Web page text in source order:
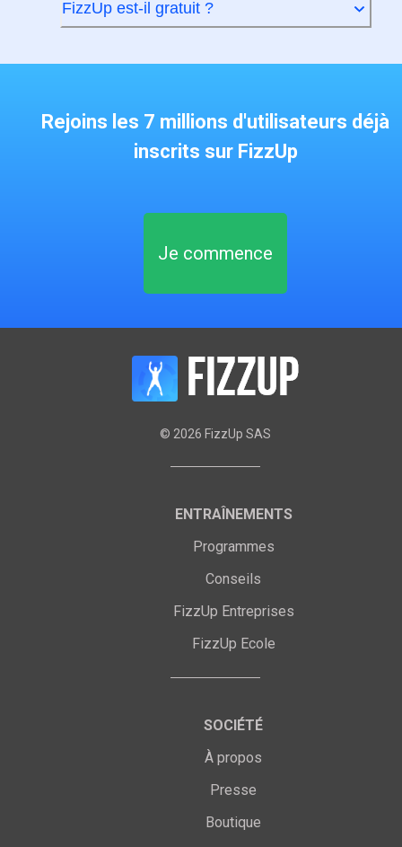
FizzUp est-il gratuit ?
Rejoins les 7 millions d'utilisateurs déjà
inscrits sur FizzUp
Je commence
© 2026 FizzUp SAS
ENTRAÎNEMENTS
Programmes
Conseils
FizzUp Entreprises
FizzUp Ecole
SOCIÉTÉ
À propos
Presse
Boutique